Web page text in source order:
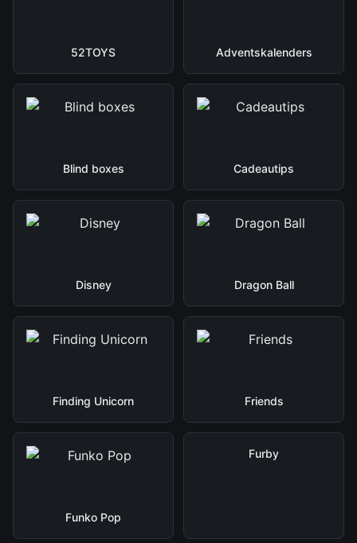
52TOYS Adventskalenders
Blind boxes Cadeautips
Disney Dragon Ball
Finding Unicorn Friends
Funko Pop
Furby